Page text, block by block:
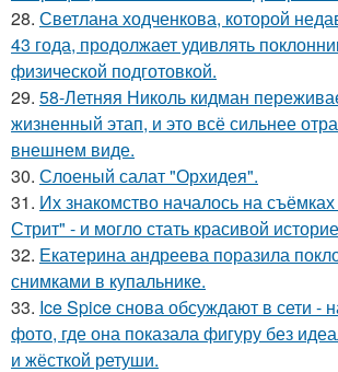
28. Светлана ходченкова, которой
43 года, продолжает удивлять
физической подготовкой.
29. 58-Летняя Николь кидман
жизненный этап, и это всё сильнее
внешнем виде.
30. Слоеный салат "Орхидея".
31. Их знакомство началось на
Стрит" - и могло стать красивой
32. Екатерина андреева поразила
снимками в купальнике.
33. Ice Spice снова обсуждают в сети -
фото, где она показала фигуру без
и жёсткой ретуши.